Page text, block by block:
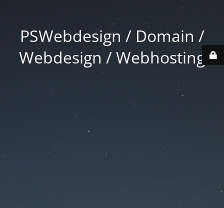
PSWebdesign / Domain /
Webdesign / Webhosting